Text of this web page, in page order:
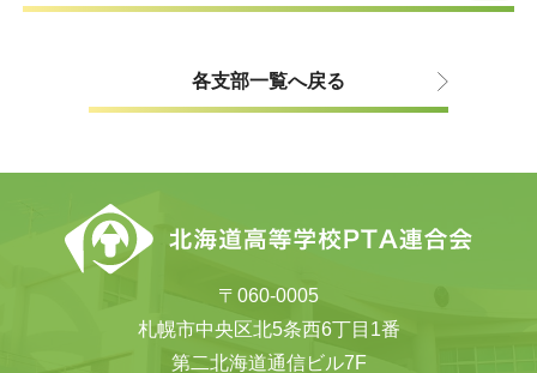
各支部一覧へ戻る
〒060-0005
札幌市中央区北5条西6丁目1番
第二北海道通信ビル7F